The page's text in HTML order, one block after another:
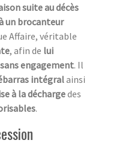
suite au décès
un brocanteur
Affaire, véritable
, afin de lui
engagement. Il
intégralainsi
à la déchargedes
.